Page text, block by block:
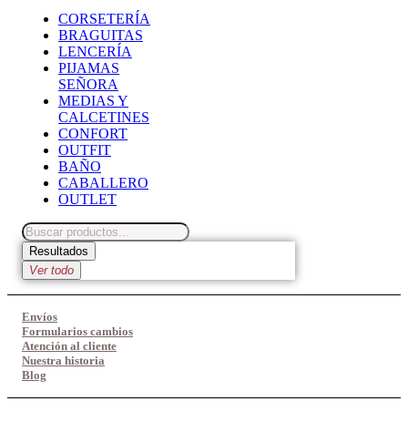
CORSETERÍA
BRAGUITAS
LENCERÍA
PIJAMAS
SEÑORA
MEDIAS Y
CALCETINES
CONFORT
OUTFIT
BAÑO
CABALLERO
OUTLET
Search
...Resultados
Ver todo
Envíos
Formularios cambios
Atención al cliente
Nuestra historia
Blog